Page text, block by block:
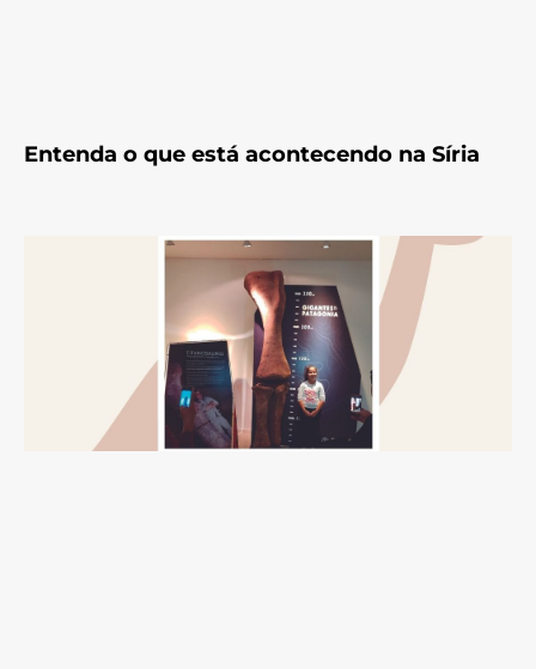
Entenda o que está acontecendo na Síria